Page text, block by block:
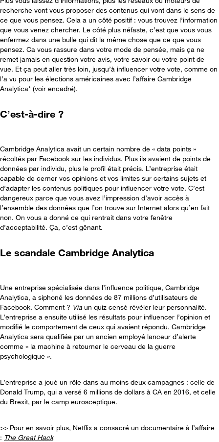
recherche vont vous proposer des contenus qui vont dans le sens de
ce que vous pensez. Cela a un côté positif : vous trouvez l’information
que vous venez chercher. Le côté plus néfaste, c’est que vous vous
enfermez dans une bulle qui dit la même chose que ce que vous
pensez. Ca vous rassure dans votre mode de pensée, mais ça ne
remet jamais en question votre avis, votre savoir ou votre point de
vue. Et ça peut aller très loin, jusqu’à influencer votre vote, comme on
l’a vu pour les élections américaines avec l’affaire Cambridge
Analytica* (voir encadré).
C’est-à-dire ?
Cambridge Analytica avait un certain nombre de « data points »
récoltés par Facebook sur les individus. Plus ils avaient de points de
données par individu, plus le profil était précis. L’entreprise était
capable de cerner vos opinions et vos limites sur certains sujets et
d’adapter les contenus politiques pour influencer votre vote. C’est
dangereux parce que vous avez l’impression d’avoir accès à
l’ensemble des données que l’on trouve sur Internet alors qu’en fait
non. On vous a donné ce qui rentrait dans votre fenêtre
d’acceptabilité. Ça, c’est gênant.
Le scandale Cambridge Analytica
Une entreprise spécialisée dans l’influence politique, Cambridge
Analytica, a siphoné les données de 87 millions d’utilisateurs de
Facebook. Comment ? Via un quiz censé révéler leur personnalité.
L’entreprise a ensuite utilisé les résultats pour influencer l’opinion et
modifié le comportement de ceux qui avaient répondu. Cambridge
Analytica sera qualifiée par un ancien employé lanceur d’alerte
comme « la machine à retourner le cerveau de la guerre
psychologique ».
L’entreprise a joué un rôle dans au moins deux campagnes : celle de
Donald Trump, qui a versé 6 millions de dollars à CA en 2016, et celle
du Brexit, par le camp eurosceptique.
>> Pour en savoir plus, Netflix a consacré un documentaire à l’affaire
: The Great Hack